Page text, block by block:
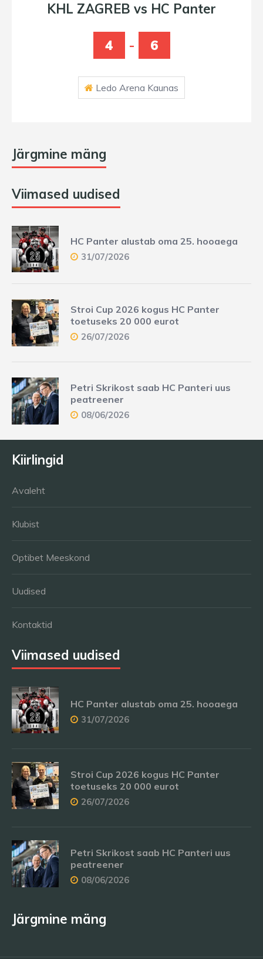
KHL ZAGREB vs HC Panter
4 - 6
Ledo Arena Kaunas
Järgmine mäng
Viimased uudised
HC Panter alustab oma 25. hooaega
31/07/2026
Stroi Cup 2026 kogus HC Panter
toetuseks 20 000 eurot
26/07/2026
Petri Skrikost saab HC Panteri uus
peatreener
08/06/2026
Kiirlingid
Avaleht
Klubist
Optibet Meeskond
Uudised
Kontaktid
Viimased uudised
HC Panter alustab oma 25. hooaega
31/07/2026
Stroi Cup 2026 kogus HC Panter
toetuseks 20 000 eurot
26/07/2026
Petri Skrikost saab HC Panteri uus
peatreener
08/06/2026
Järgmine mäng